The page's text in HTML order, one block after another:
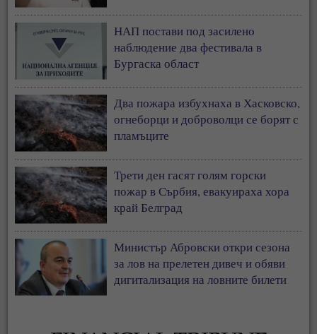
НАП постави под засилено
наблюдение два фестивала в
Бургаска област
Два пожара избухнаха в Хасковско,
огнеборци и доброволци се борят с
пламъците
Трети ден гасят голям горски
пожар в Сърбия, евакуираха хора
край Белград
Министър Абровски откри сезона
за лов на прелетен дивеч и обяви
дигитализация на ловните билети